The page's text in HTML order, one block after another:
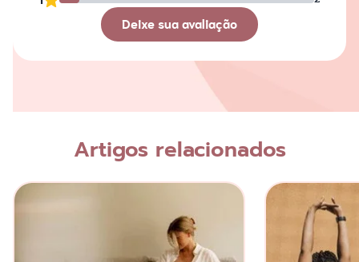
Deixe sua avaliação
Escreva a sua opinião
Artigos relacionados